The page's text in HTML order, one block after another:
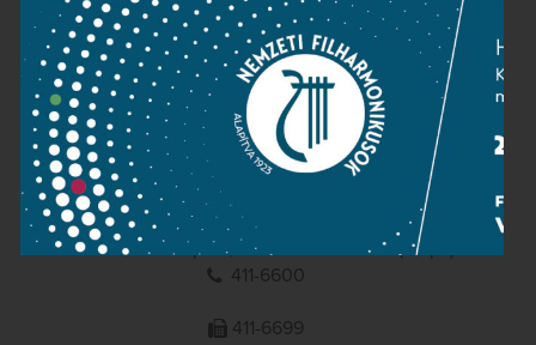
NEMZETI
FILHARMONIKUSOK
1095 Budapest, Komor Marcell u. 1. (Müpa)
411-6600
411-6699